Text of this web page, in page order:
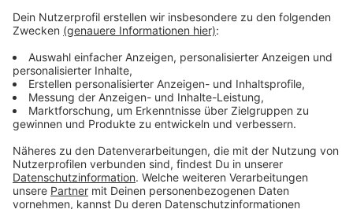
Anzeige
Fliesen-, Platten- und Mosaikleger Maximilian
Wissing, Vreden (Michael Terdues, Vreden)
Hörakustikerin Kira Große-Venhaus, Borken
(Fielmann, Bocholt)